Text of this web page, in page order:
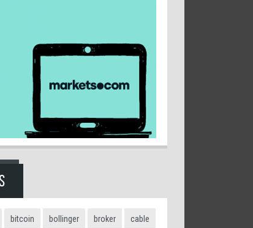
bitcoin bollinger broker cable